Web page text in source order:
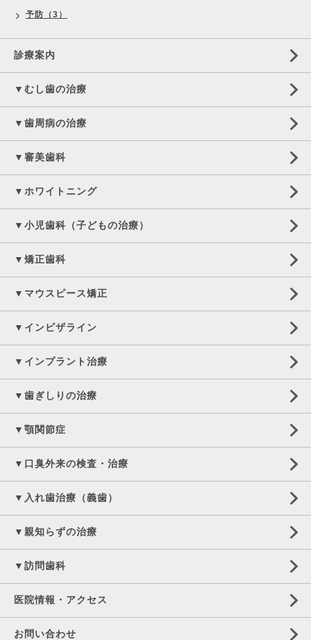
予防（3）
診療案内
▼むし歯の治療
▼歯周病の治療
▼審美歯科
▼ホワイトニング
▼小児歯科（子どもの治療）
▼矯正歯科
▼マウスピース矯正
▼インビザライン
▼インプラント治療
▼歯ぎしりの治療
▼顎関節症
▼口臭外来の検査・治療
▼入れ歯治療（義歯）
▼親知らずの治療
▼訪問歯科
医院情報・アクセス
お問い合わせ